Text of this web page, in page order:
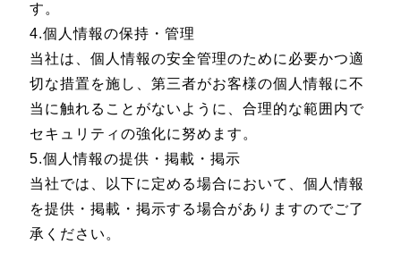
す。
4.個人情報の保持・管理
当社は、個人情報の安全管理のために必要かつ適
切な措置を施し、第三者がお客様の個人情報に不
当に触れることがないように、合理的な範囲内で
セキュリティの強化に努めます。
5.個人情報の提供・掲載・掲示
当社では、以下に定める場合において、個人情報
を提供・掲載・掲示する場合がありますのでご了
承ください。